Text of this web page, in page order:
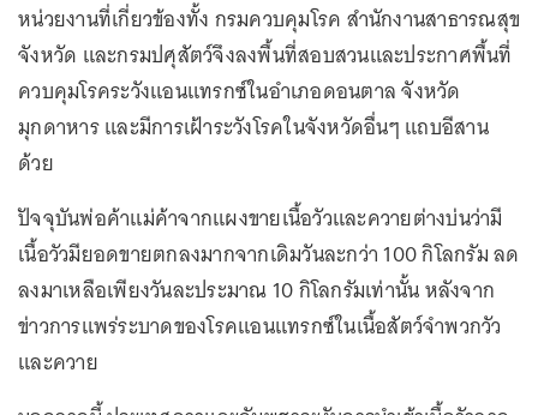
หน่วยงานที่เกี่ยวข้องทั้ง กรมควบคุมโรค สำนักงานสาธารณสุข
จังหวัด และกรมปศุสัตว์จึงลงพื้นที่สอบสวนและประกาศพื้นที่
ควบคุมโรคระวังแอนแทรกซ์ในอำเภอดอนตาล จังหวัด
มุกดาหาร และมีการเฝ้าระวังโรคในจังหวัดอื่นๆ แถบอีสาน
ด้วย
ปัจจุบันพ่อค้าแม่ค้าจากแผงขายเนื้อวัวและควายต่างบ่นว่ามี
เนื้อวัวมียอดขายตกลงมากจากเดิมวันละกว่า 100 กิโลกรัม ลด
ลงมาเหลือเพียงวันละประมาณ 10 กิโลกรัมเท่านั้น หลังจาก
ข่าวการแพร่ระบาดของโรคแอนแทรกซ์ในเนื้อสัตว์จำพวกวัว
และควาย